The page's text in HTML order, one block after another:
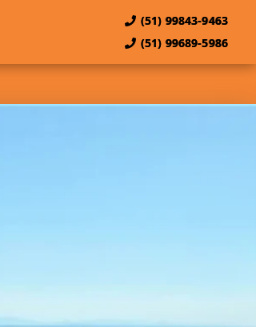
(51) 99843-9463
(51) 99689-5986